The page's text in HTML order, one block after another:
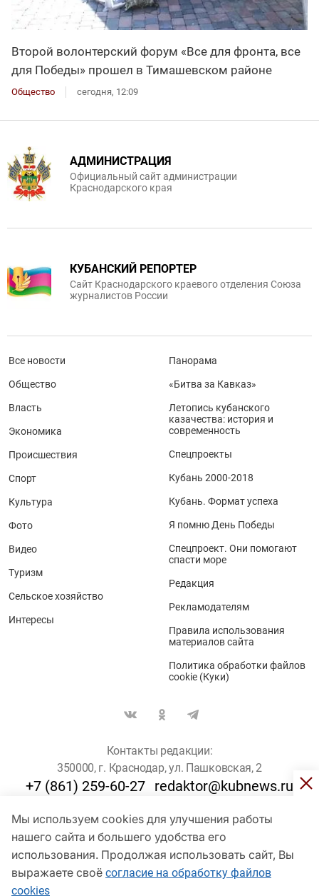
Второй волонтерский форум «Все для фронта, все
для Победы» прошел в Тимашевском районе
Общество сегодня, 12:09
Мы используем cookies для улучшения работы
нашего сайта и большего удобства его
использования. Продолжая использовать сайт, Вы
выражаете своё согласие на обработку файлов
cookies
АДМИНИСТРАЦИЯ
Официальный сайт администрации
Краснодарского края
КУБАНСКИЙ РЕПОРТЕР
Сайт Краснодарского краевого отделения Союза
журналистов России
Все новости
Общество
Власть
Экономика
Происшествия
Спорт
Культура
Фото
Видео
Туризм
Сельское хозяйство
Интересы
Панорама
«Битва за Кавказ»
Летопись кубанского
казачества: история и
современность
Спецпроекты
Кубань 2000-2018
Кубань. Формат успеха
Я помню День Победы
Спецпроект. Они помогают
спасти море
Редакция
Рекламодателям
Правила использования
материалов сайта
Политика обработки файлов
cookie (Куки)
Контакты редакции:
350000, г. Краснодар, ул. Пашковская, 2
+7 (861) 259-60-27 redaktor@kubnews.ru
Для пользователей старше 16 лет
© Кубанские Новости, 2017
Сетевое издание «kubnews» зарегистрировано Федеральной
службой по надзору в сфере связи, информационных технологий
и массовых коммуникаций (Роскомнадзор). Регистрационный